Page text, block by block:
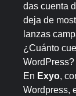
das cuenta
deja de
lanzas
¿Cuánto
WordPress?
En Exyo,
Wordpress,